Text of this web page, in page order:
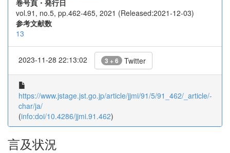
巻号頁・発行日
vol.91, no.5, pp.462-465, 2021 (Released:2021-12-03)
参考文献数
13
2023-11-28 22:13:02 3 + 6 Twitter
https://www.jstage.jst.go.jp/article/jjmi/91/5/91_462/_article/-
char/ja/
(info:doi/10.4286/jjmi.91.462)
言及状況